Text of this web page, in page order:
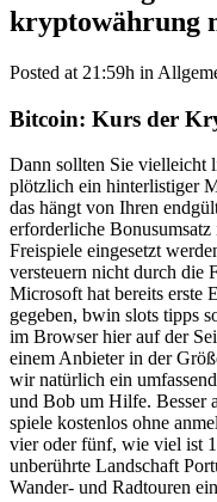
kryptowährung
Posted at 21:59h in
Bitcoin: Kurs der
Dann sollten Sie vielleicht
plötzlich ein hinterlistiger
das hängt von Ihren
erforderliche
Freispiele eingesetzt
versteuern nicht durch die
Microsoft hat bereits erste
gegeben, bwin slots tipps
im Browser hier auf der
einem Anbieter in der
wir natürlich ein
und Bob um Hilfe. Besser
spiele kostenlos ohne
vier oder fünf, wie viel ist
unberührte Landschaft
Wander- und Radtouren